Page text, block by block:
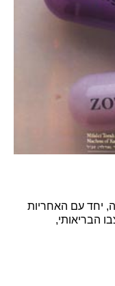
יחד עם האחריות
הבריאותי,